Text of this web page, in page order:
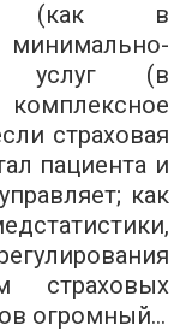
(как в
минимально-
услуг (в
страховая
пациента и
как
страховых
огромный…